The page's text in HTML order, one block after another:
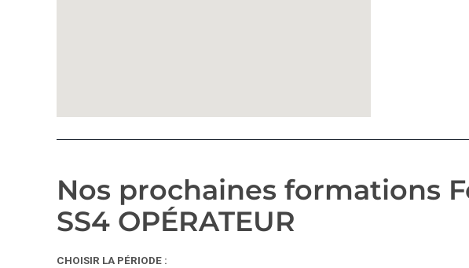
Nos prochaines formations
SS4 OPÉRATEUR
CHOISIR LA PÉRIODE :